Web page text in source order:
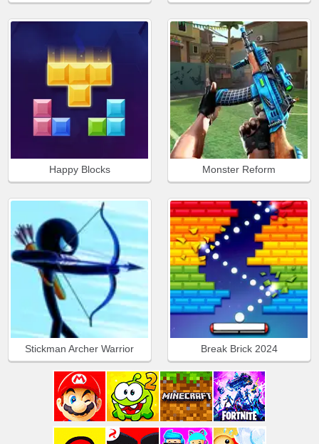
Happy Blocks Monster Reform
Stickman Archer Warrior Break Brick 2024